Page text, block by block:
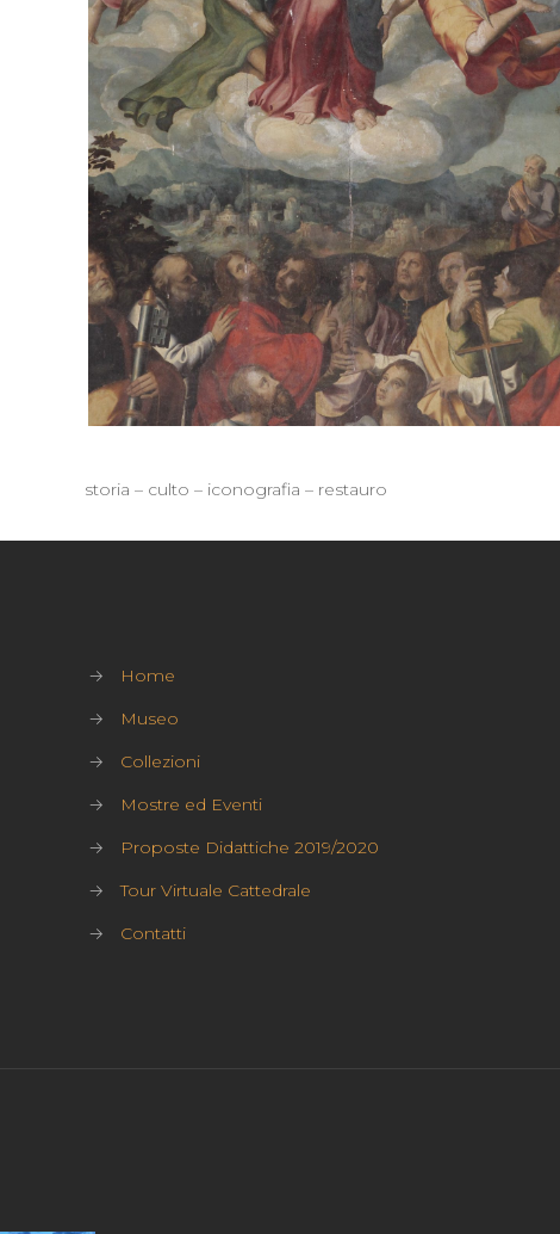
storia – culto – iconografia – restauro
→
Home
→
Museo
→
Collezioni
→
Mostre ed Eventi
→
Proposte Didattiche 2019/2020
→
Tour Virtuale Cattedrale
→
Contatti